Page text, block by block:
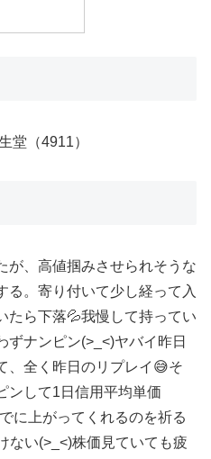
堂（4911）
が、高値掴みさせられそうな
る。寄り付いて少し経って入
たら下落💦我慢して持ってい
ずナンピン(>_<)ヤバイ昨日
、全く昨日のリプレイ😅そ
ンして1日信用平均単価
に上がってくれるのを祈る
ない(>_<)株価見ていても疲